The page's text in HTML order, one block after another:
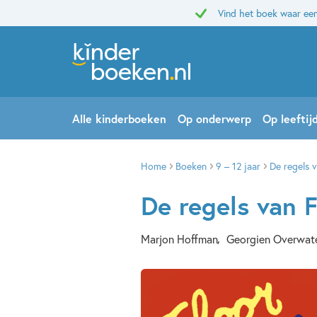
Vind het boek waar
Alle kinderboeken Op onderwerp Op
Home Boeken 9 – 12 jaar De regels
De regels van
Marjon Hoffman Georgien